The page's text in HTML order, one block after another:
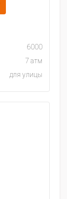
6000
7 атм
для улицы